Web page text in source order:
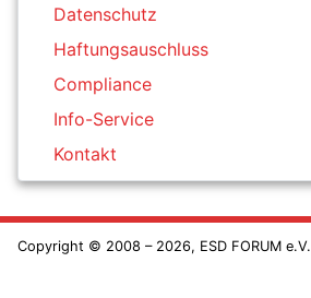
Datenschutz
Haftungsauschluss
Compliance
Info-Service
Kontakt
Copyright © 2008 – 2026, ESD FORUM e.V.